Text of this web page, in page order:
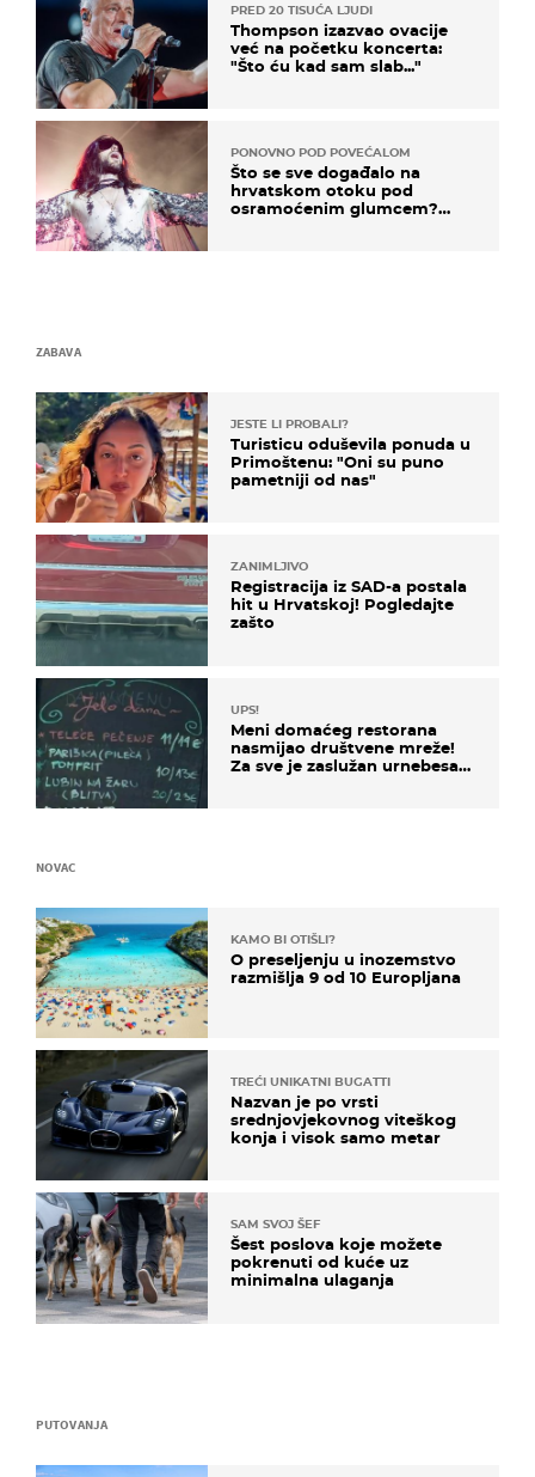
PRED 20 TISUĆA LJUDI
Thompson izazvao ovacije
već na početku koncerta:
"Što ću kad sam slab..."
PONOVNO POD POVEĆALOM
Što se sve događalo na
hrvatskom otoku pod
osramoćenim glumcem?
ZABAVA
JESTE LI PROBALI?
Turisticu oduševila ponuda u
Primoštenu: "Oni su puno
pametniji od nas"
ZANIMLJIVO
Registracija iz SAD-a postala
hit u Hrvatskoj! Pogledajte
zašto
UPS!
Meni domaćeg restorana
nasmijao društvene mreže!
Za sve je zaslužan urnebesan
PUTOVANJA
NOVAC
KAMO BI OTIŠLI?
O preseljenju u inozemstvo
razmišlja 9 od 10 Europljana
TREĆI UNIKATNI BUGATTI
Nazvan je po vrsti
srednjovjekovnog viteškog
konja i visok samo metar
SAM SVOJ ŠEF
Šest poslova koje možete
pokrenuti od kuće uz
minimalna ulaganja